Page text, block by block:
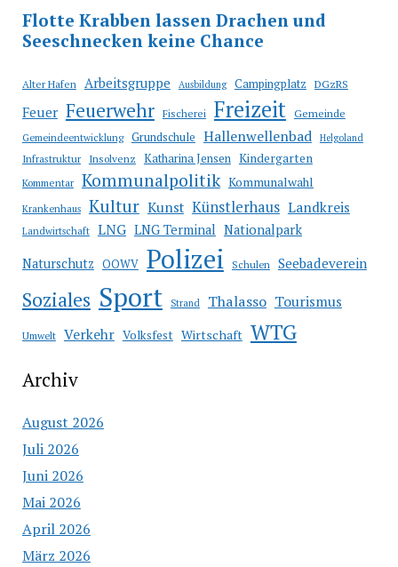
Alter Hafen Arbeitsgruppe Ausbildung Campingplatz DGzRS
Feuer Feuerwehr Fischerei Freizeit Gemeinde
Gemeindeentwicklung Grundschule Hallenwellenbad Helgoland
Infrastruktur Insolvenz Katharina Jensen Kindergarten
Kommentar Kommunalpolitik Kommunalwahl
Krankenhaus Kultur Kunst Künstlerhaus Landkreis
Landwirtschaft LNG LNG Terminal Nationalpark
Naturschutz OOWV Polizei Schulen Seebadeverein
Soziales Sport Strand Thalasso Tourismus
Umwelt Verkehr Volksfest Wirtschaft WTG
Archiv
August 2026
Juli 2026
Juni 2026
Mai 2026
April 2026
März 2026